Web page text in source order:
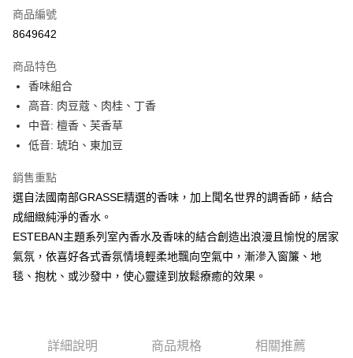
合作金庫商業銀行
上海商業儲蓄銀行
臺灣中小企業銀行
匯豐（台灣）商業銀行
聯邦商業銀行
元大商業銀行
玉山商業銀行
台灣樂天信用卡公司
LINE Pay
Apple Pay
街口支付
悠遊付
Google Pay
大哥付你分期
相關說明
【大哥付你分期使用說明】
1.本服務由台灣大哥大提供，台灣大哥大用戶可立即使用無須另外申請。
2.付款方式選擇「大哥付你分期」，訂單成立後會自動跳轉到大哥付的交易
成交易。
法說明評估內容。
【繳款方式說明】
AFTEE先享後付
相關說明
【關於「AFTEE先享後付」】
３．安心：先確認商品／服務後，再付款。
ATM付款
大型超重物流運送
商品編號
8649642
商品特色
香味組合
高音: 肉豆蔻、肉桂、丁香
中音: 檀香、芙香草
低音: 琥珀、東加豆
銷售重點
選自法國南部GRASSE精選的香味，加上聞名世界的調香師，結合
成細緻純淨的香水。
ESTEBAN主題系列室內香水及香味的結合創造出浪漫且愉悅的居家
氣氛，依喜好各式香氛情境輕柔地飄向空氣中，漸滲入窗簾、地
毯、抱枕、或沙發中，使心靈達到放鬆療癒的效果。
詳細說明 商品規格 相關推薦